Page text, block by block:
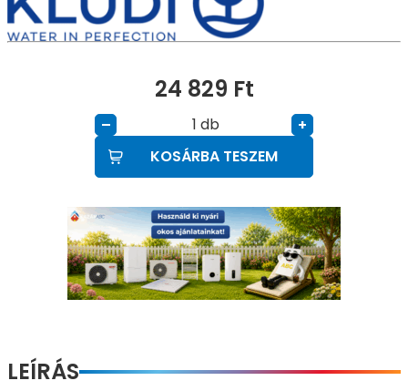
24 829 Ft
– db
+
KOSÁRBA TESZEM
LEÍRÁS